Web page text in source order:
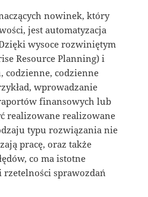
nowinek, który
jest automatyzacja
wysoce rozwiniętym
Resource Planning) i
codzienne, codzienne
wprowadzanie
finansowych lub
realizowane realizowane
typu rozwiązania nie
pracę, oraz także
co ma istotne
sprawozdań